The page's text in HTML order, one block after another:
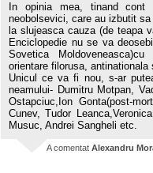
In opinia mea, tinand
neobolsevici, care au izbutit
la slujeasca cauza (de teapa
Enciclopedie nu se va
Sovetica
orientare filorusa,
Unicul ce va fi nou, s-ar
neamului- Dumitru Motpan,
Ostapciuc,Ion Gonta(post-
Cunev, Tudor
Musuc, Andrei Sangheli etc.
A comentat Alexandru